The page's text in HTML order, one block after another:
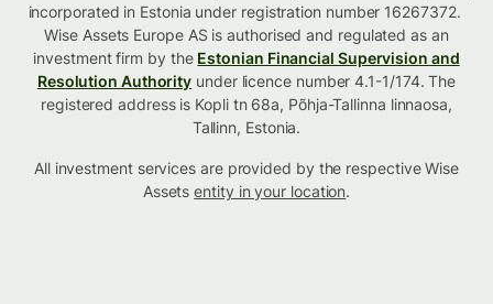
incorporated in Estonia under registration number 16267372.
Wise Assets Europe AS is authorised and regulated as an
investment firm by the Estonian Financial Supervision and
Resolution Authority under licence number 4.1-1/174. The
registered address is Kopli tn 68a, Põhja-Tallinna linnaosa,
Tallinn, Estonia.
All investment services are provided by the respective Wise
Assetsentity in your location.